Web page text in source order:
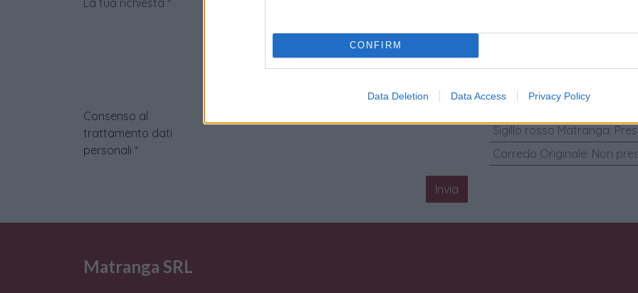
CONFIRM
Data Deletion Data Access Privacy Policy
La tua richiesta *
Consenso al
trattamento dati
personali *
Invia
Condizione:Buono
Sigillo rosso Matranga:
Corredo Originale: Non
Matranga SRL